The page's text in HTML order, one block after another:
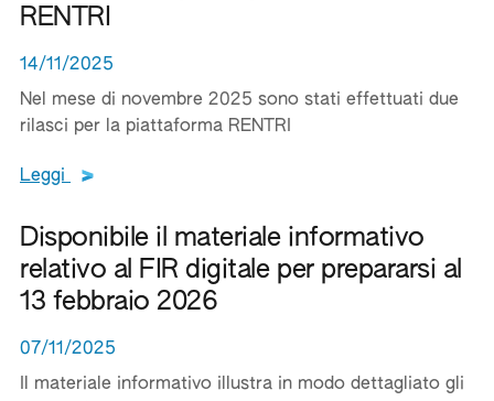
RENTRI
14/11/2025
Nel mese di novembre 2025 sono stati effettuati due
rilasci per la piattaforma RENTRI
Leggi Leggi tutto il testo del documento
Disponibile il materiale informativo
relativo al FIR digitale per prepararsi al
13 febbraio 2026
07/11/2025
Il materiale informativo illustra in modo dettagliato gli